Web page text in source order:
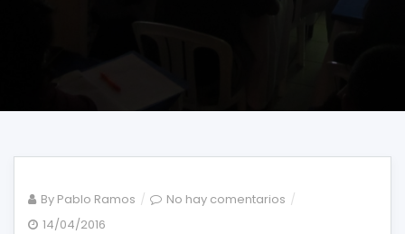
By Pablo Ramos No hay comentarios en
14/04/2016